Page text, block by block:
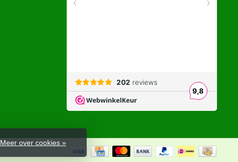
Meer over cookies »